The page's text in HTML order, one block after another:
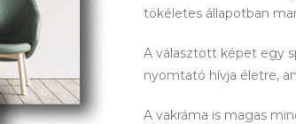
tökéletes állapotban
A választott képet egy
nyomtató hívja életre,
A vakráma is magas